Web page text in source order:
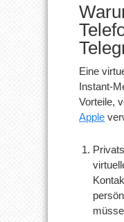
Eine
Instant-
Vorteile,
Apple